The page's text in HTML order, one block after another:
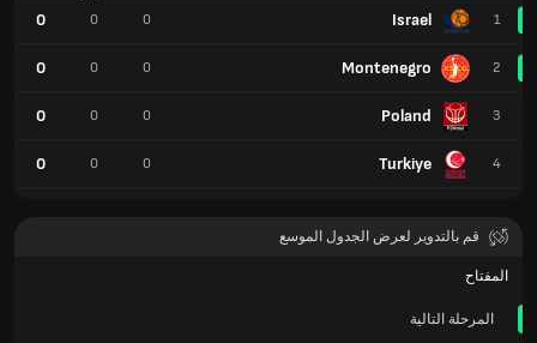
1
Israel
2
Montenegro
3
Poland
4
Turkiye
0
0
0
0
0
0
0
0
0
0
0
0
قم بالتدوير لعرض الجدول الموسع
المفتاح
المرحلة التالية